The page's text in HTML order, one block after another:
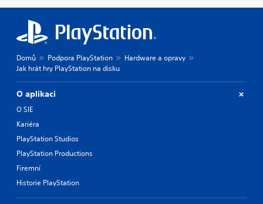
Domů Podpora PlayStation
Hardware a opravy
Jak hrát hry PlayStation na disku
O aplikaci
O SIE
Kariéra
PlayStation Studios
PlayStation Productions
Firemní
Historie PlayStation